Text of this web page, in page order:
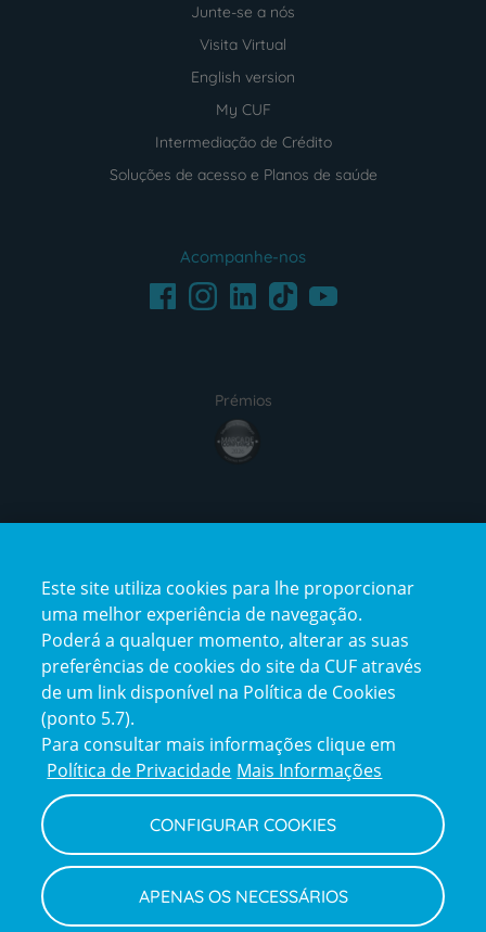
Junte-se a nós
Visita Virtual
English version
My CUF
Intermediação de Crédito
Soluções de acesso e Planos de saúde
Acompanhe-nos
FacebookInstagramLinkedInTikTokYoutube
Prémios
award4
certification2certification3
Reclamações
e
elogios
Política de Privacidade e Cookies
Termos e Condições
Declaração de Acessibilidade
Canal de Denúncias
Informações legais
Este site utiliza cookies para lhe proporcionar
uma melhor experiência de navegação.
Poderá a qualquer momento, alterar as suas
preferências de cookies do site da CUF através
de um link disponível na Política de Cookies
(ponto 5.7).
Para consultar mais informações clique em
Política de Privacidade Mais Informações
CONFIGURAR COOKIES
APENAS OS NECESSÁRIOS